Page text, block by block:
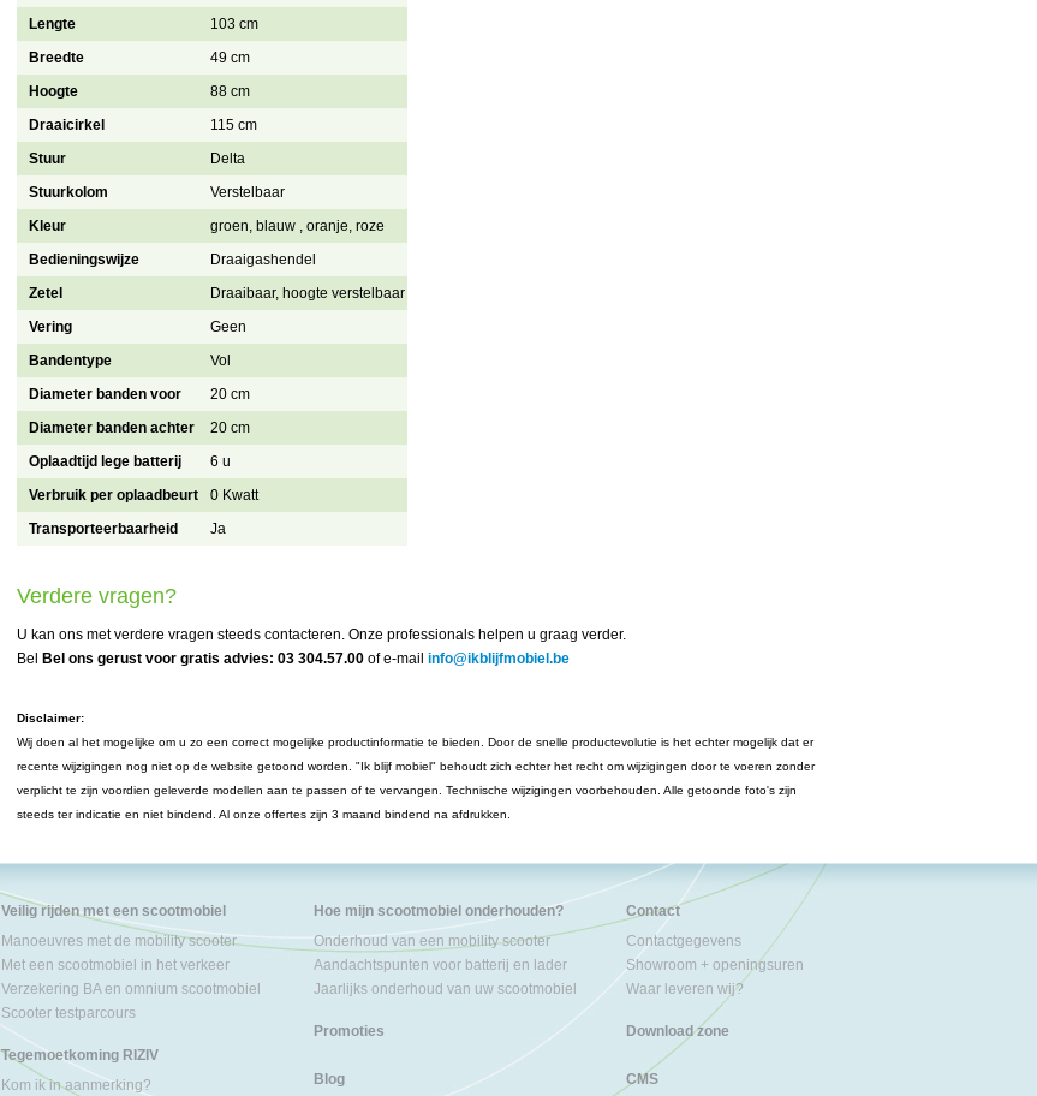
Lengte
103 cm
Breedte
49 cm
Hoogte
88 cm
Draaicirkel
115 cm
Stuur
Delta
Stuurkolom
Verstelbaar
Kleur
groen, blauw , oranje, roze
Bedieningswijze
Draaigashendel
Zetel
Draaibaar, hoogte verstelbaar
Vering
Geen
Bandentype
Vol
Diameter banden voor
20 cm
Diameter banden achter
20 cm
Oplaadtijd lege batterij
6 u
Verbruik per oplaadbeurt
0 Kwatt
Transporteerbaarheid
Ja
Verdere vragen?
U kan ons met verdere vragen steeds contacteren. Onze professionals helpen u graag verder.
Bel
Bel ons gerust voor gratis advies: 03 304.57.00 of e-mail info@ikblijfmobiel.be
Disclaimer:
Wij doen al het mogelijke om u zo een correct mogelijke productinformatie te bieden. Door de snelle productevolutie is het echter mogelijk dat er
recente wijzigingen nog niet op de website getoond worden. "Ik blijf mobiel" behoudt zich echter het recht om wijzigingen door te voeren zonder
verplicht te zijn voordien geleverde modellen aan te passen of te vervangen. Technische wijzigingen voorbehouden. Alle getoonde foto's zijn
steeds ter indicatie en niet bindend. Al onze offertes zijn 3 maand bindend na afdrukken.
Veilig rijden met een scootmobiel
Manoeuvres met de mobility scooter
Met een scootmobiel in het verkeer
Verzekering BA en omnium scootmobiel
Scooter testparcours
Tegemoetkoming RIZIV
Kom ik in aanmerking?
Hoe mijn scootmobiel onderhouden?
Onderhoud van een mobility scooter
Aandachtspunten voor batterij en lader
Jaarlijks onderhoud van uw scootmobiel
Promoties
Blog
Contact
Contactgegevens
Showroom + openingsuren
Waar leveren wij?
Download zone
CMS